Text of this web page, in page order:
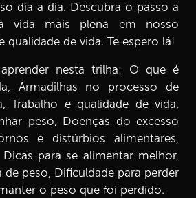
e Distúrbios alimentares
Para se Alimentar Melhor
e Perda de Peso
dia a dia. Descubra o passo a
vida mais plena em nosso
qualidade de vida. Te espero lá!
nesta trilha: O que é
Armadilhas no processo de
Trabalho e qualidade de vida,
peso, Doenças do excesso
e distúrbios alimentares,
para se alimentar melhor,
de peso, Dificuldade para perder
o peso que foi perdido.